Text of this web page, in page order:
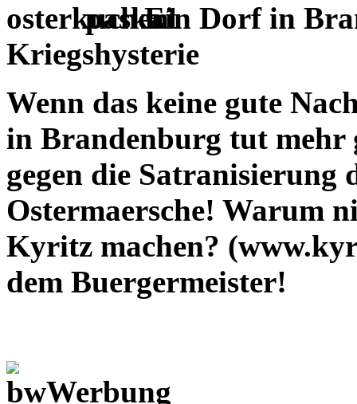
Ein Dorf in
Kriegshysterie
Wenn das keine gute
in Brandenburg tut mehr
gegen die Satranisierung
Ostermaersche! Warum
Kyritz machen?
dem Buergermeister!